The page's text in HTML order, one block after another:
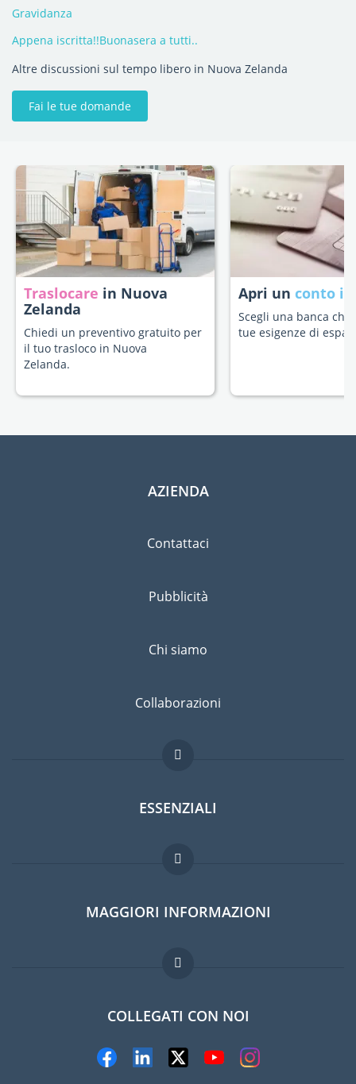
Gravidanza
Appena iscritta!!Buonasera a tutti..
Altre discussioni sul tempo libero in Nuova Zelanda
Fai le tue domande
Traslocare in Nuova
Zelanda
Chiedi un preventivo gratuito per
il tuo trasloco in Nuova
Zelanda.
Apri un conto
Scegli una banca che
tue esigenze di
AZIENDA
Contattaci
Pubblicità
Chi siamo
Collaborazioni
ESSENZIALI
Forum per expat
Guida per expat
Lavori all'estero
MAGGIORI INFORMAZIONI
Domande frequenti
COLLEGATI CON NOI